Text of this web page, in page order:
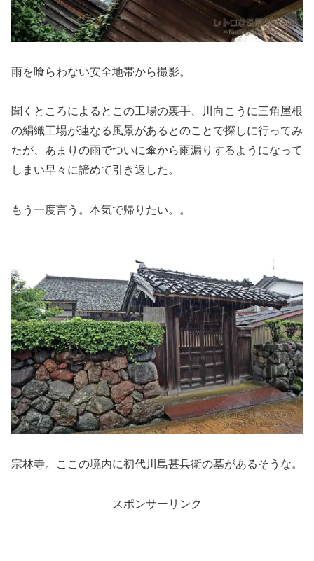
雨を喰らわない安全地帯から撮影。
聞くところによるとこの工場の裏手、川向こうに三角屋根
の絹織工場が連なる風景があるとのことで探しに行ってみ
たが、あまりの雨でついに傘から雨漏りするようになって
しまい早々に諦めて引き返した。
もう一度言う。本気で帰りたい。。
宗林寺。ここの境内に初代川島甚兵衛の墓があるそうな。
スポンサーリンク